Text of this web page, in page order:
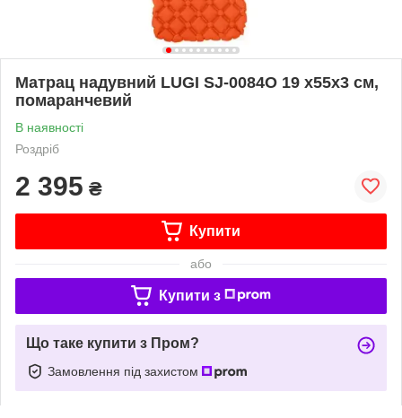
Матрац надувний LUGI SJ-0084O 19 х55х3 см,
помаранчевий
В наявності
Роздріб
2 395 ₴
Купити
або
Купити з
Що таке купити з Пром?
Замовлення під захистом